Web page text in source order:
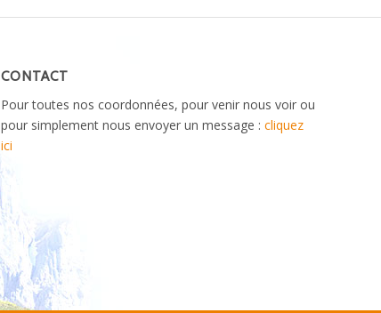
CONTACT
Pour toutes nos coordonnées, pour venir nous voir ou
pour simplement nous envoyer un message : cliquez
ici